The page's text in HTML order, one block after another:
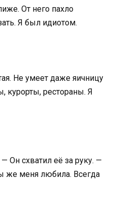
От него пахло
Я был идиотом.
Не умеет даже яичницу
курорты, рестораны. Я
Он схватил её за руку. —
же меня любила. Всегда